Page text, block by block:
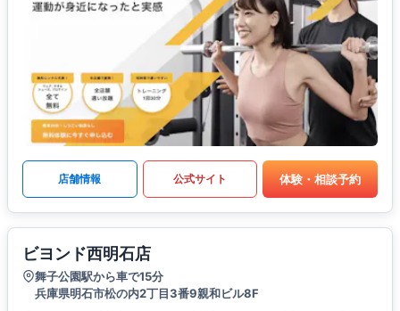
店舗情報 公式サイト 体験・相談予約
ビヨンド西明石店
舞子公園駅から車で15分
兵庫県明石市松の内2丁目3番9親和ビル8F